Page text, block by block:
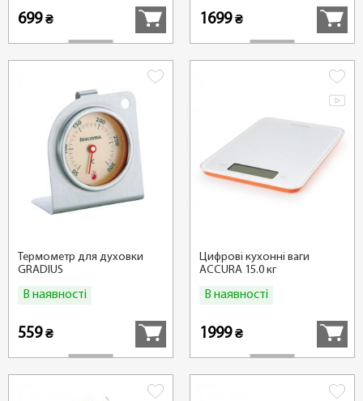
699₴ 1699₴
Термометр для духовки
GRADIUS
В наявності
559₴
Цифрові кухонні ваги
ACCURA 15.0 кг
В наявності
1999₴